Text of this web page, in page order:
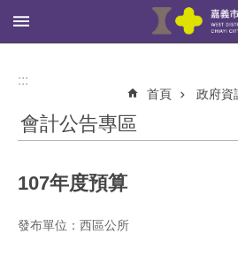
跳到主要內容區塊
搜
西
公
:::
首頁 政府資
會計公告專區
107年度預算
發布單位：西區公所